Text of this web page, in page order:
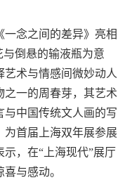
一念之间的差异》亮相
倒悬的输液瓶为意
艺术与情感间微妙动人
之一的周春芽，其艺术
与中国传统文人画的写
为首届上海双年展参展
，在“上海现代”展厅
与感动。